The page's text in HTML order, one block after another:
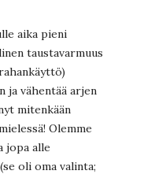
aika pieni
taustavarmuus
ja vähentää arjen
mitenkään
Olemme
jopa alle
oli oma valinta;